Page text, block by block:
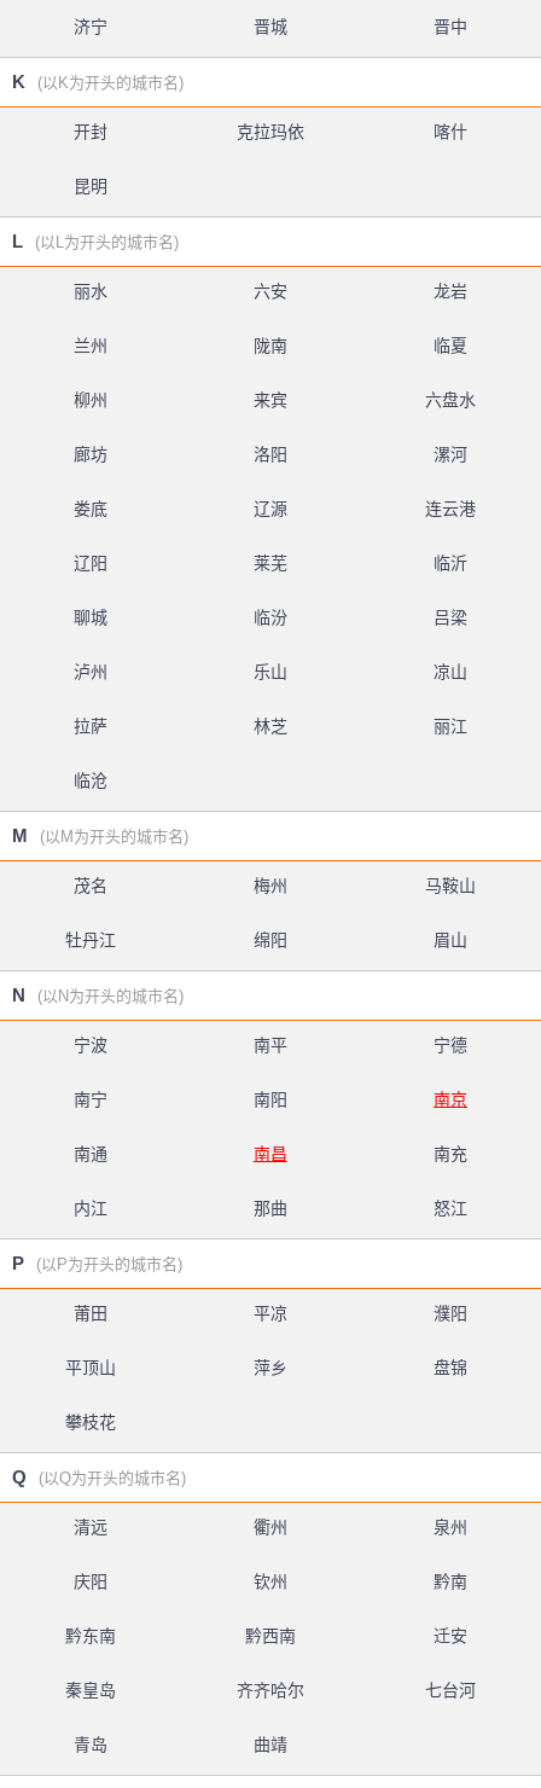
济宁 晋城 晋中
K (以K为开头的城市名)
开封 克拉玛依 喀什
昆明
L (以L为开头的城市名)
丽水 六安 龙岩
兰州 陇南 临夏
柳州 来宾 六盘水
廊坊 洛阳 漯河
娄底 辽源 连云港
辽阳 莱芜 临沂
聊城 临汾 吕梁
泸州 乐山 凉山
拉萨 林芝 丽江
临沧
M (以M为开头的城市名)
茂名 梅州 马鞍山
牡丹江 绵阳 眉山
N (以N为开头的城市名)
宁波 南平 宁德
南宁 南阳 南京
南通 南昌 南充
内江 那曲 怒江
P (以P为开头的城市名)
莆田 平凉 濮阳
平顶山 萍乡 盘锦
攀枝花
Q (以Q为开头的城市名)
清远 衢州 泉州
庆阳 钦州 黔南
黔东南 黔西南 迁安
秦皇岛 齐齐哈尔 七台河
青岛 曲靖